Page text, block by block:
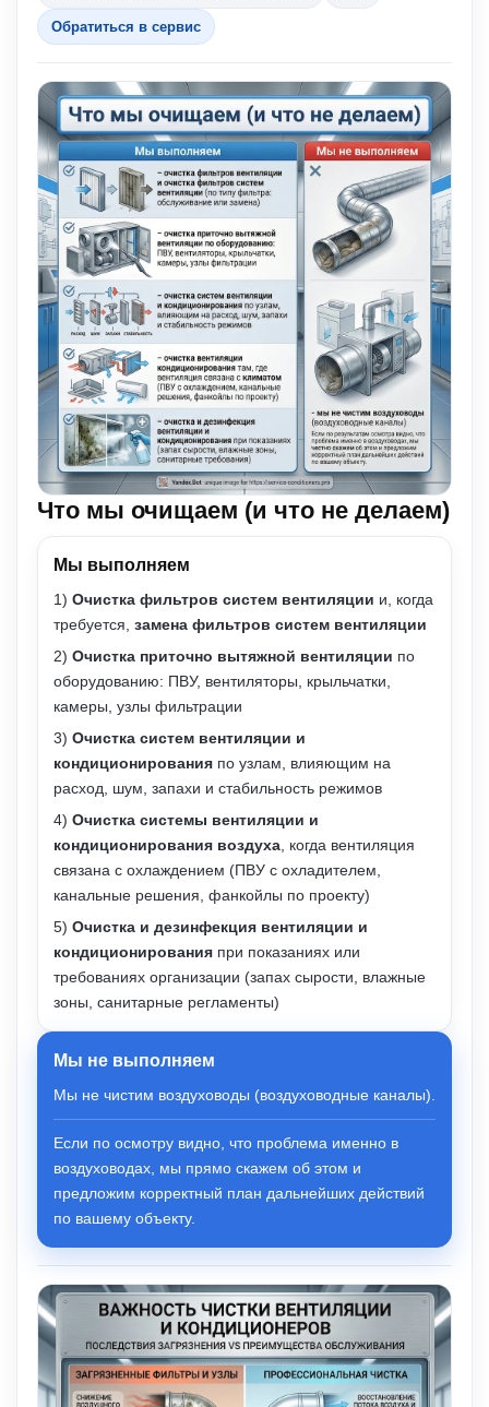
Обратиться в сервис
Что мы очищаем (и что не делаем)
Мы выполняем
1) Очистка фильтров систем вентиляции и, когда
требуется, замена фильтров систем вентиляции
2) Очистка приточно вытяжной вентиляции по
оборудованию: ПВУ, вентиляторы, крыльчатки,
камеры, узлы фильтрации
3) Очистка систем вентиляции и
кондиционирования по узлам, влияющим на
расход, шум, запахи и стабильность режимов
4) Очистка системы вентиляции и
кондиционирования воздуха , когда вентиляция
связана с охлаждением (ПВУ с охладителем,
канальные решения, фанкойлы по проекту)
5) Очистка и дезинфекция вентиляции и
кондиционирования при показаниях или
требованиях организации (запах сырости, влажные
зоны, санитарные регламенты)
Мы не выполняем
Мы не чистим воздуховоды (воздуховодные каналы).
Если по осмотру видно, что проблема именно в
воздуховодах, мы прямо скажем об этом и
предложим корректный план дальнейших действий
по вашему объекту.